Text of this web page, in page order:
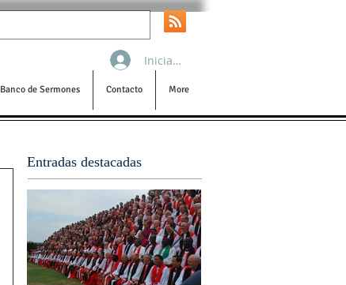
Banco de Sermones Contacto More
Iniciar sesión
Entradas destacadas